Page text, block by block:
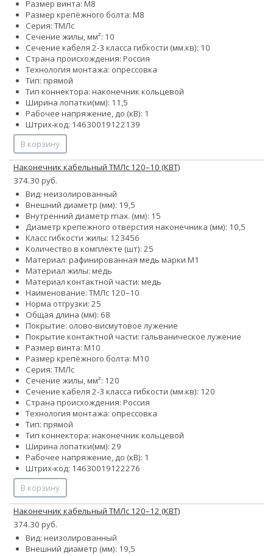
Размер винта: М8
Размер крепёжного болта: М8
Серия: ТМЛс
Сечение жилы, мм²: 10
Сечение кабеля 2-3 класса гибкости (мм.кв): 10
Страна происхождения: Россия
Технология монтажа: опрессовка
Тип: прямой
Тип коннектора: наконечник кольцевой
Ширина лопатки(мм): 11,5
Рабочее напряжение, до (кВ): 1
Штрих-код: 14630019122139
В корзину
Наконечник кабельный ТМЛс 120–10 (КВТ)
374.30 руб.
Вид: неизолированный
Внешний диаметр (мм): 19,5
Внутренний диаметр max. (мм): 15
Диаметр крепежного отверстия наконечника (мм): 10,5
Класс гибкости жилы: 123456
Количество в комплекте (шт): 25
Материал: рафинированная медь марки М1
Материал жилы: медь
Материал контактной части: медь
Наименование: ТМЛс 120–10
Норма отгрузки: 25
Общая длина (мм): 68
Покрытие: олово-висмутовое лужение
Покрытие контактной части: гальваническое лужение
Размер винта: М10
Размер крепёжного болта: М10
Серия: ТМЛс
Сечение жилы, мм²: 120
Сечение кабеля 2-3 класса гибкости (мм.кв): 120
Страна происхождения: Россия
Технология монтажа: опрессовка
Тип: прямой
Тип коннектора: наконечник кольцевой
Ширина лопатки(мм): 29
Рабочее напряжение, до (кВ): 1
Штрих-код: 14630019122276
В корзину
Наконечник кабельный ТМЛс 120–12 (КВТ)
374.30 руб.
Вид: неизолированный
Внешний диаметр (мм): 19,5